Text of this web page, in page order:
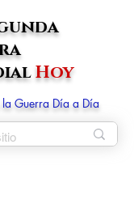
Hoy
Guerra Día a Día